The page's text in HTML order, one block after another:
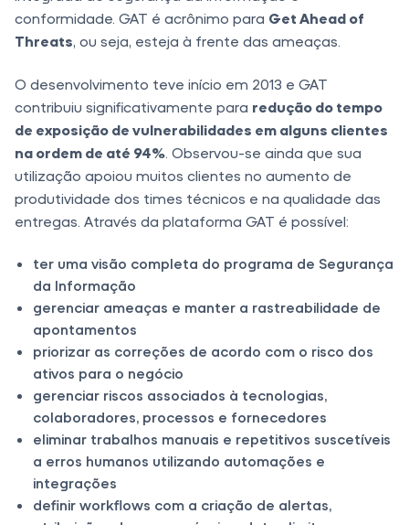
conformidade. GAT é acrônimo para Get Ahead of
Threats , ou seja, esteja à frente das ameaças.
O desenvolvimento teve início em 2013 e GAT
contribuiu significativamente para redução do tempo
de exposição de vulnerabilidades em alguns clientes
na ordem de até 94%. Observou-se ainda que sua
utilização apoiou muitos clientes no aumento de
produtividade dos times técnicos e na qualidade das
entregas. Através da plataforma GAT é possível:
ter uma visão completa do programa de Segurança
da Informação
gerenciar ameaças e manter a rastreabilidade de
apontamentos
priorizar as correções de acordo com o risco dos
ativos para o negócio
gerenciar riscos associados à tecnologias,
colaboradores, processos e fornecedores
eliminar trabalhos manuais e repetitivos suscetíveis
a erros humanos utilizando automações e
integrações
definir workflows com a criação de alertas,